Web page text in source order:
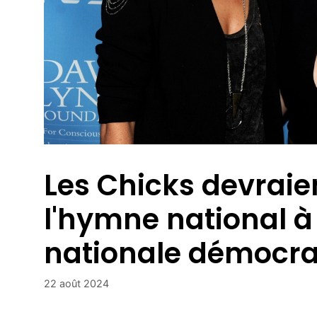
Les Chicks
l'hymne national
nationale
22 août 2024